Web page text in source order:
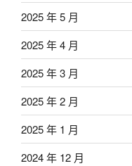
2025 年 5 月
2025 年 4 月
2025 年 3 月
2025 年 2 月
2025 年 1 月
2024 年 12 月